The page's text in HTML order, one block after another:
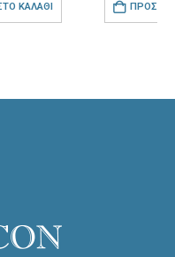
ΠΡΟΣΘΉΚΗ ΣΤΟ ΚΑΛΆΘΙ